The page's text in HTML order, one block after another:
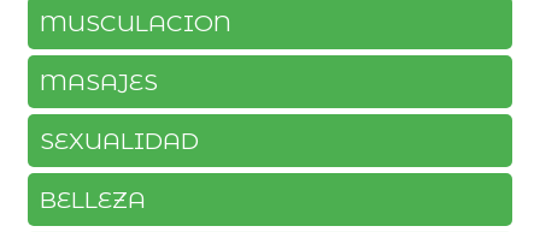
MUSCULACION
MASAJES
SEXUALIDAD
BELLEZA